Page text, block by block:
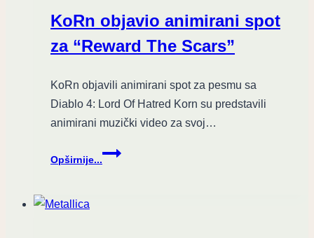
“Posle
svega”
KoRn objavio animirani spot
za “Reward The Scars”
KoRn objavili animirani spot za pesmu sa
Diablo 4: Lord Of Hatred Korn su predstavili
animirani muzički video za svoj…
Opširnije...
KoRn
objavio